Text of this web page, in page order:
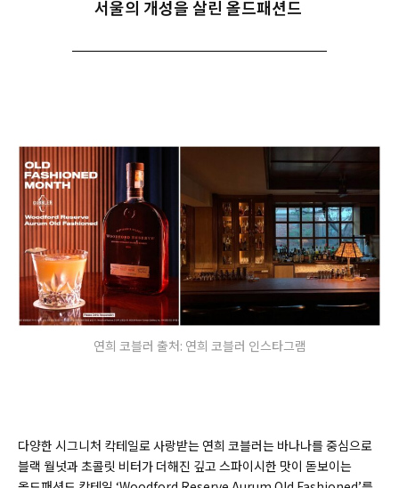
서울의 개성을 살린 올드패션드
연희 코블러 출처: 연희 코블러 인스타그램
다양한 시그니처 칵테일로 사랑받는 연희 코블러는 바나나를 중심으로
블랙 월넛과 초콜릿 비터가 더해진 깊고 스파이시한 맛이 돋보이는